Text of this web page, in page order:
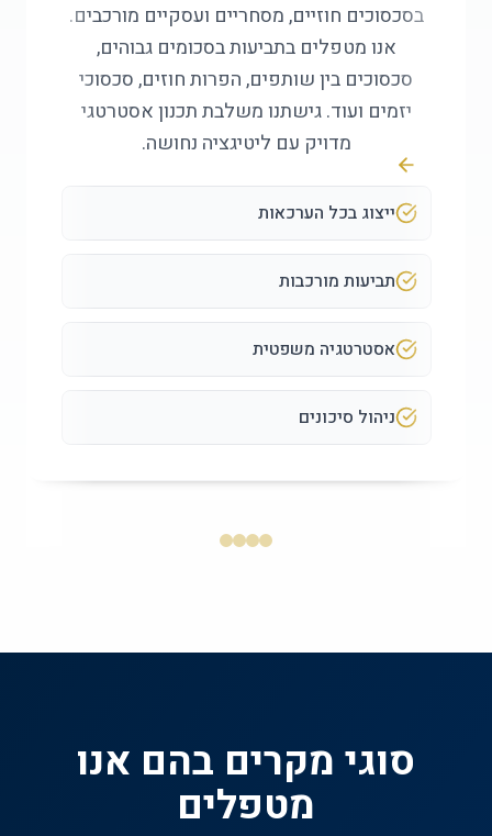
בסכסוכים חוזיים, מסחריים ועסקיים מורכבים.
אנו מטפלים בתביעות בסכומים גבוהים,
סכסוכים בין שותפים, הפרות חוזים, סכסוכי
יזמים ועוד. גישתנו משלבת תכנון אסטרטגי
מדויק עם ליטיגציה נחושה.
ייצוג בכל הערכאות
תביעות מורכבות
אסטרטגיה משפטית
ניהול סיכונים
סוגי מקרים בהם אנו
מטפלים